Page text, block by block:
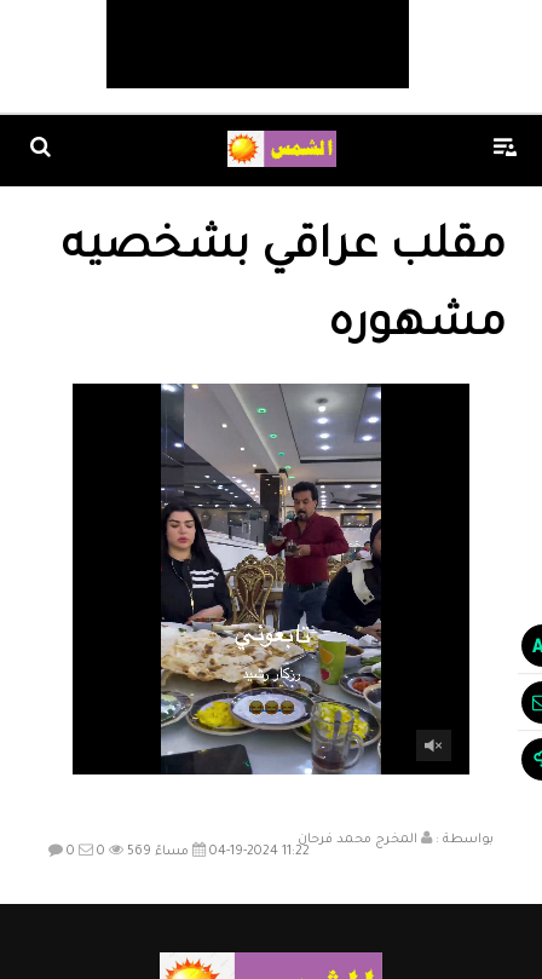
مقلب عراقي بشخصيه
مشهوره
بواسطة :
المخرج محمد فرحان
04-19-2024 11:22 مساءً
0 0 569